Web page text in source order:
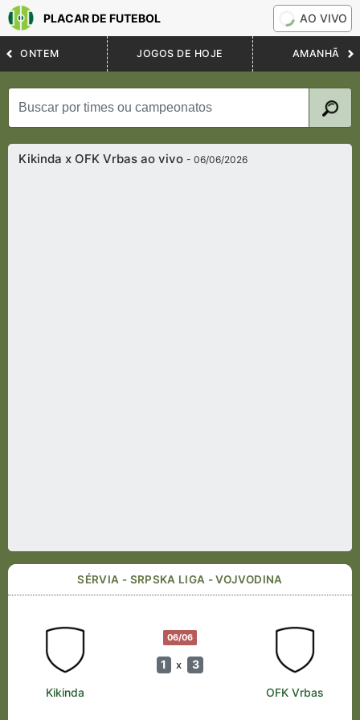
PLACAR DE FUTEBOL AO VIVO
ONTEM JOGOS DE HOJE AMANHÃ
Kikinda x OFK Vrbas ao vivo- 06/06/2026
SÉRVIA - SRPSKA LIGA - VOJVODINA
06/06
1 x 3
Kikinda OFK Vrbas